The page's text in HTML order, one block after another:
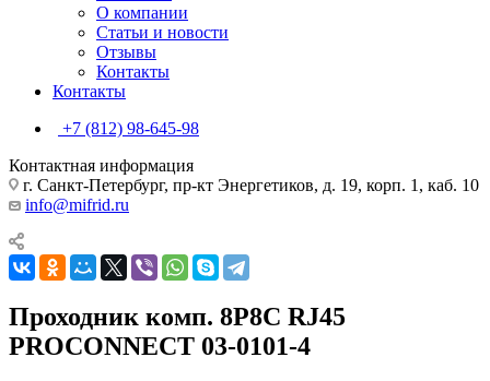
О компании
Статьи и новости
Отзывы
Контакты
Контакты
+7 (812) 98-645-98
Контактная информация
г. Санкт-Петербург, пр-кт Энергетиков, д. 19, корп. 1, каб. 10
info@mifrid.ru
Проходник комп. 8P8C RJ45
PROCONNECT 03-0101-4